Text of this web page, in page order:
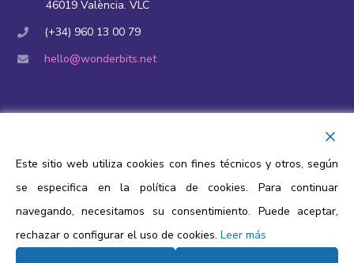
46019 València. VLC
(+34) 960 13 00 79
hello@wonderbits.net
Política de privacitat
Política de cookies
Protecció de dades
Este sitio web utiliza cookies con fines técnicos y otros, según
se especifica en la política de cookies. Para continuar
navegando, necesitamos su consentimiento. Puede aceptar,
rechazar o configurar el uso de cookies. Leer más